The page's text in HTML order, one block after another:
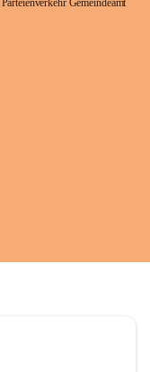
Gemeindeamt